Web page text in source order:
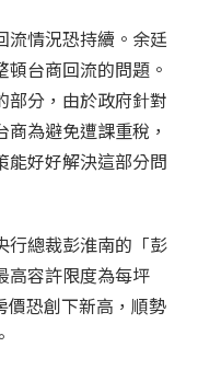
流情況恐持續。余廷
台商回流的問題。
部分，由於政府針對
為避免遭課重稅，
能好好解決這部分問
行總裁彭淮南的「彭
高容許限度為每坪
價恐創下新高，順勢